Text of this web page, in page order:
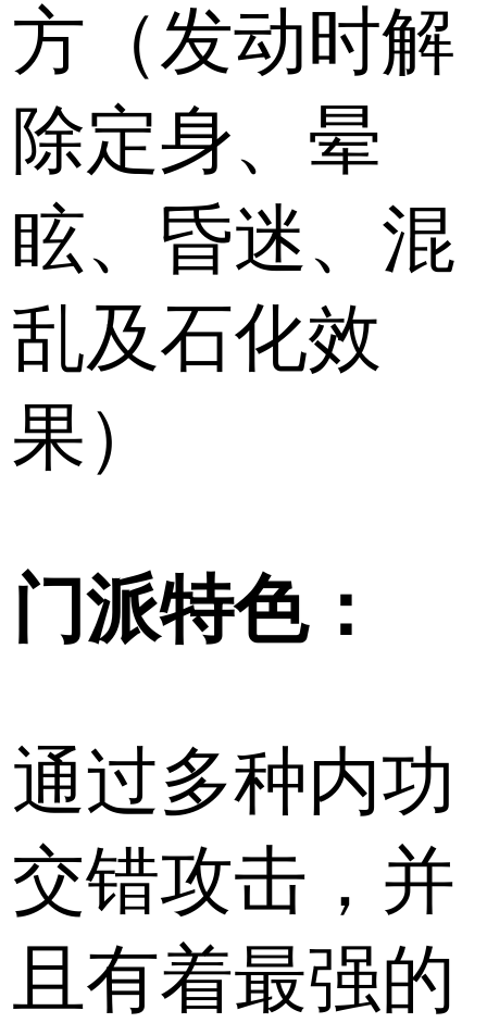
方（发动时解
除定身、晕
眩、昏迷、混
乱及石化效
果）
门派特色：
通过多种内功
交错攻击，并
且有着最强的